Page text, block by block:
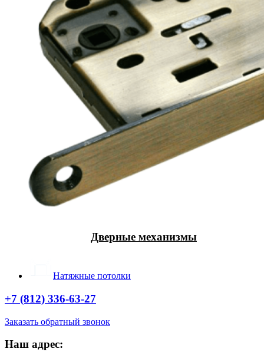
Дверные механизмы
Натяжные потолки
+7 (812) 336-63-27
Заказать обратный звонок
Наш адрес: